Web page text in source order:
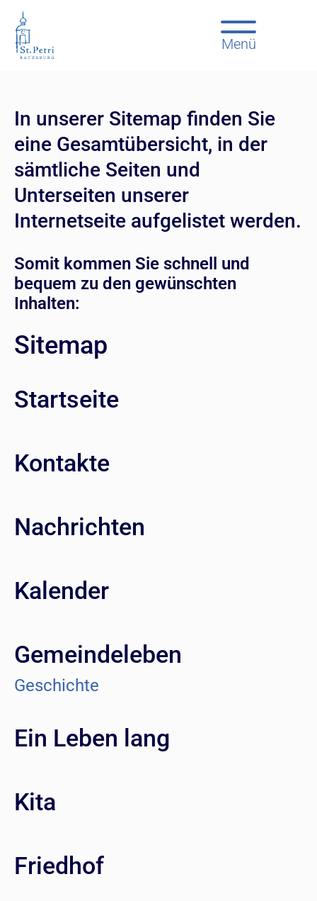
Menü
In unserer Sitemap finden Sie
eine Gesamtübersicht, in der
sämtliche Seiten und
Unterseiten unserer
Internetseite aufgelistet werden.
Somit kommen Sie schnell und
bequem zu den gewünschten
Inhalten:
Sitemap
Startseite
Kontakte
Nachrichten
Kalender
Gemeindeleben
Geschichte
Ein Leben lang
Kita
Friedhof